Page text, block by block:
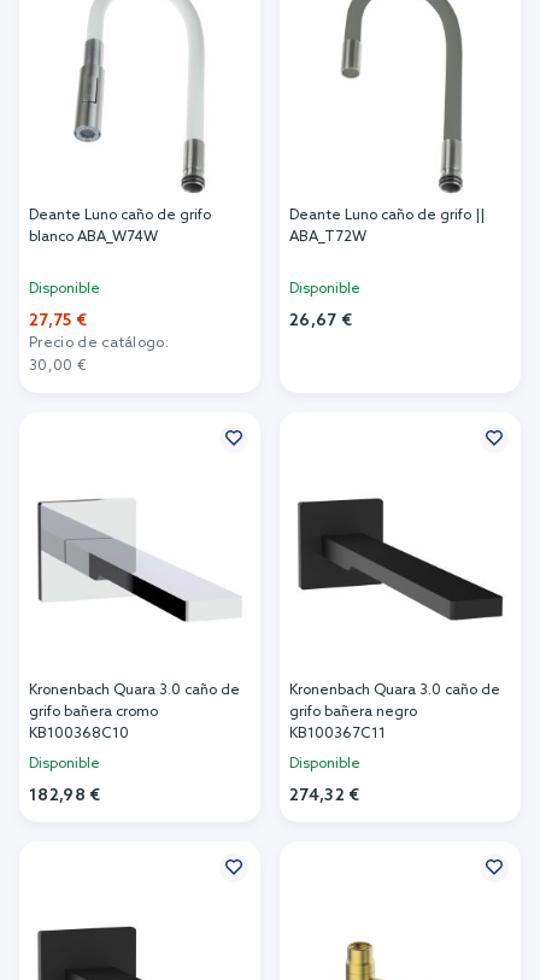
Deante Luno caño de grifo
blanco ABA_W74W
Disponible
27,75 €
Precio de catálogo:
30,00 €
Deante Luno caño de grifo ||
ABA_T72W
Disponible
26,67 €
Kronenbach Quara 3.0 caño de
grifo bañera cromo
KB100368C10
Disponible
182,98 €
Kronenbach Quara 3.0 caño de
grifo bañera negro
KB100367C11
Disponible
274,32 €